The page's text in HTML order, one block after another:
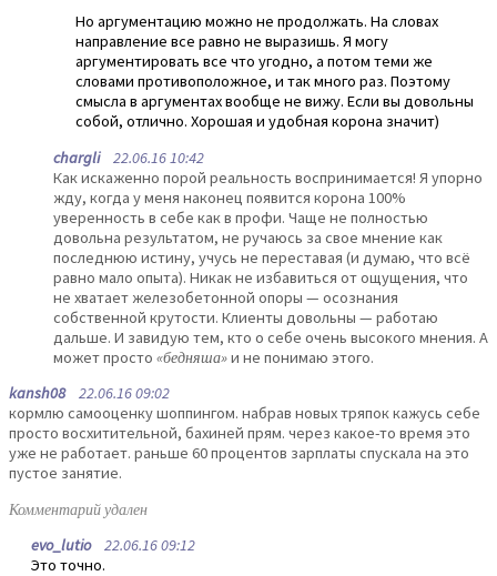
Но аргументацию можно не продолжать. На словах
направление все равно не выразишь. Я могу
аргументировать все что угодно, а потом теми же
словами противоположное, и так много раз. Поэтому
смысла в аргументах вообще не вижу. Если вы довольны
собой, отлично. Хорошая и удобная корона значит)
chargli22.06.16 10:42
Как искаженно порой реальность воспринимается! Я упорно
жду, когда у меня наконец появится корона 100%
уверенность в себе как в профи. Чаще не полностью
довольна результатом, не ручаюсь за свое мнение как
последнюю истину, учусь не переставая (и думаю, что всё
равно мало опыта). Никак не избавиться от ощущения, что
не хватает железобетонной опоры — осознания
собственной крутости. Клиенты довольны — работаю
дальше. И завидую тем, кто о себе очень высокого мнения. А
может просто «бедняша»и не понимаю этого.
kansh0822.06.16 09:02
кормлю самооценку шоппингом. набрав новых тряпок кажусь себе
просто восхитительной, бахиней прям. через какое-то время это
уже не работает. раньше 60 процентов зарплаты спускала на это
пустое занятие.
Комментарий удален
evo_lutio22.06.16 09:12
Это точно.